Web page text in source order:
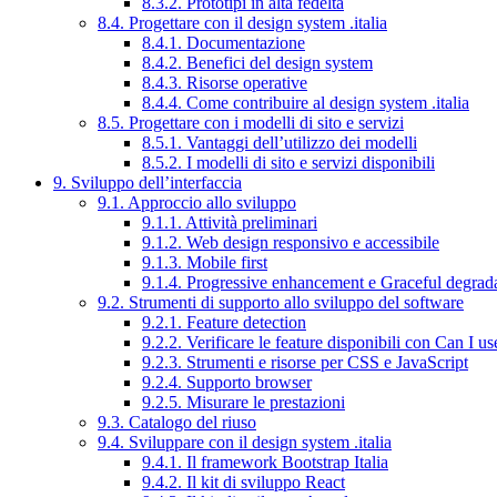
8.4. Progettare con il design system .italia
8.4.1. Documentazione
8.4.2. Benefici del design system
8.4.3. Risorse operative
8.4.4. Come contribuire al design system .italia
8.5. Progettare con i modelli di sito e servizi
8.5.1. Vantaggi dell’utilizzo dei modelli
8.5.2. I modelli di sito e servizi disponibili
9. Sviluppo dell’interfaccia
9.1. Approccio allo sviluppo
9.1.1. Attività preliminari
9.1.2. Web design responsivo e accessibile
9.1.3. Mobile first
9.1.4. Progressive enhancement e Graceful
9.2. Strumenti di supporto allo sviluppo del software
9.2.1. Feature detection
9.2.2. Verificare le feature disponibili con Can I
9.2.3. Strumenti e risorse per CSS e JavaScript
9.2.4. Supporto browser
9.2.5. Misurare le prestazioni
9.3. Catalogo del riuso
9.4. Sviluppare con il design system .italia
9.4.1. Il framework Bootstrap Italia
9.4.2. Il kit di sviluppo React